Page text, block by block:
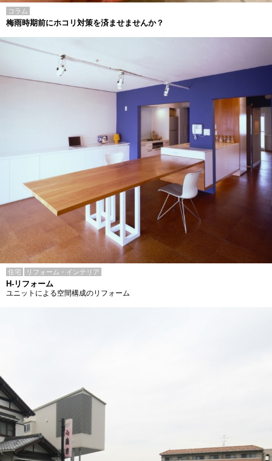
コラム
梅雨時期前にホコリ対策を済ませませんか？
住宅 リフォーム・インテリア
H-リフォーム
ユニットによる空間構成のリフォーム